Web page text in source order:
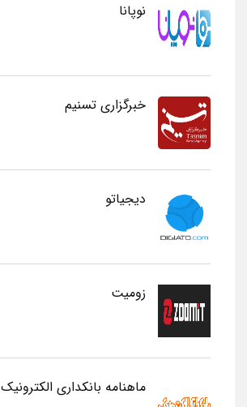
نوپانا
خبرگزاری تسنیم
دیجیاتو
زومیت
ماهنامه بانکداری الکترونیک